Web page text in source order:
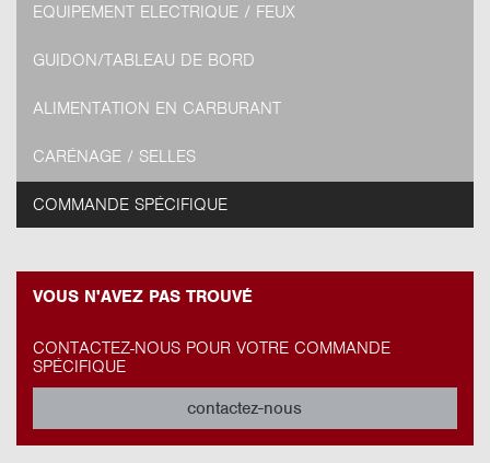
EQUIPEMENT ELECTRIQUE / FEUX
GUIDON/TABLEAU DE BORD
ALIMENTATION EN CARBURANT
CARÉNAGE / SELLES
COMMANDE SPÉCIFIQUE
VOUS N'AVEZ PAS TROUVÉ
CONTACTEZ-NOUS POUR VOTRE COMMANDE
SPÉCIFIQUE
contactez-nous